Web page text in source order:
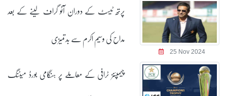
25 Nov 2024
پرتھ ٹیسٹ کے دوران آٹو گراف لینے کے بعد
مداح کی وسیم اکرم سے بدتمیزی
چیمپئنز ٹرافی کے معاملے پر ہنگامی بورڈ میٹنگ